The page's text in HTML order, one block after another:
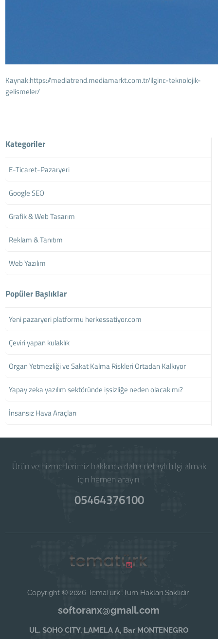
Kaynak:https://mediatrend.mediamarkt.com.tr/ilginc-teknolojik-
gelismeler/
Kategoriler
E-Ticaret-Pazaryeri
Google SEO
Grafik & Web Tasarım
Reklam & Tanıtım
Web Yazılım
Popüler Başlıklar
Yeni pazaryeri platformu herkessatiyor.com
Çeviri yapan kulaklık
Organ Yetmezliği ve Sakat Kalma Riskleri Ortadan Kalkıyor
Yapay zeka yazılım sektöründe işsizliğe neden olacak mı?
İnsansız Hava Araçları
Ürün ve hizmetlerimiz hakkında daha detaylı bilgi almak
için hemen arayın.
05464376100
Copyright © 2026 TemaTürk .Tüm Hakları Saklıdır.
softoranx@gmail.com
UL. SOHO CITY, LAMELA A, Bar MONTENEGRO